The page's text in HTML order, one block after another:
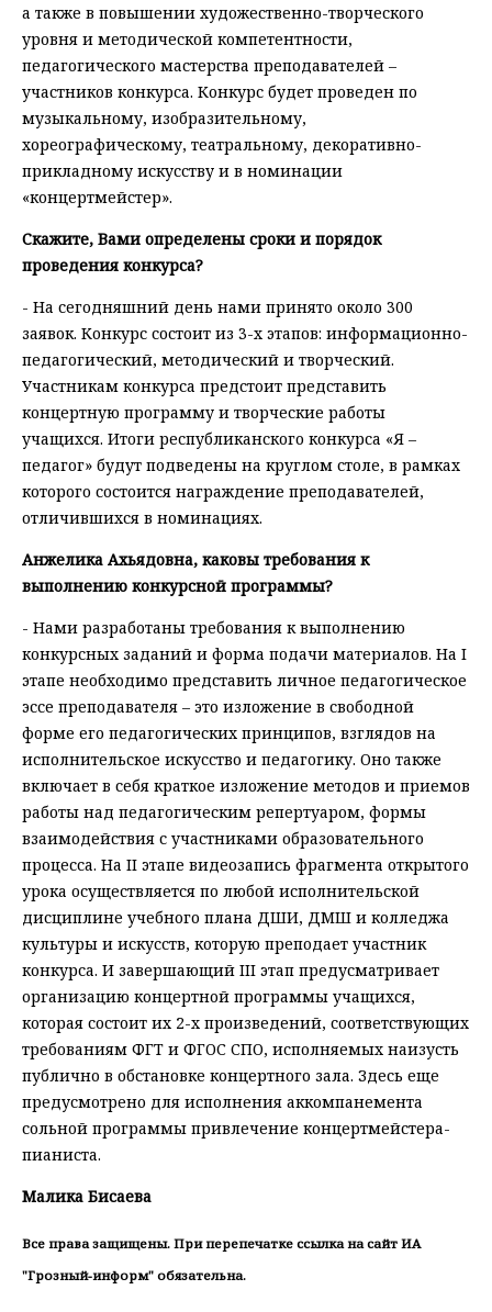
а также в повышении художественно-творческого
уровня и методической компетентности,
педагогического мастерства преподавателей –
участников конкурса. Конкурс будет проведен по
музыкальному, изобразительному,
хореографическому, театральному, декоративно-
прикладному искусству и в номинации
«концертмейстер».
Скажите, Вами определены сроки и порядок
проведения конкурса?
- На сегодняшний день нами принято около 300
заявок. Конкурс состоит из 3-х этапов: информационно-
педагогический, методический и творческий.
Участникам конкурса предстоит представить
концертную программу и творческие работы
учащихся. Итоги республиканского конкурса «Я –
педагог» будут подведены на круглом столе, в рамках
которого состоится награждение преподавателей,
отличившихся в номинациях.
Анжелика Ахьядовна, каковы требования к
выполнению конкурсной программы?
- Нами разработаны требования к выполнению
конкурсных заданий и форма подачи материалов. На I
этапе необходимо представить личное педагогическое
эссе преподавателя – это изложение в свободной
форме его педагогических принципов, взглядов на
исполнительское искусство и педагогику. Оно также
включает в себя краткое изложение методов и приемов
работы над педагогическим репертуаром, формы
взаимодействия с участниками образовательного
процесса. На II этапе видеозапись фрагмента открытого
урока осуществляется по любой исполнительской
дисциплине учебного плана ДШИ, ДМШ и колледжа
культуры и искусств, которую преподает участник
конкурса. И завершающий III этап предусматривает
организацию концертной программы учащихся,
которая состоит их 2-х произведений, соответствующих
требованиям ФГТ и ФГОС СПО, исполняемых наизусть
публично в обстановке концертного зала. Здесь еще
предусмотрено для исполнения аккомпанемента
сольной программы привлечение концертмейстера-
пианиста.
Малика Бисаева
Все права защищены. При перепечатке ссылка на сайт ИА
"Грозный-информ" обязательна.